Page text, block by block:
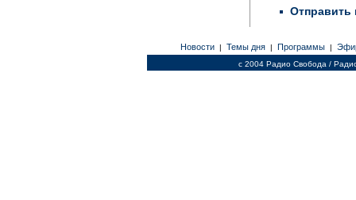
Отправить
Новости | Темы дня | Программы |
c 2004 Радио Свобода /